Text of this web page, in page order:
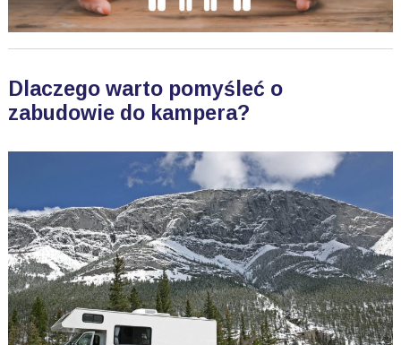
Dlaczego warto pomyśleć o
zabudowie do kampera?